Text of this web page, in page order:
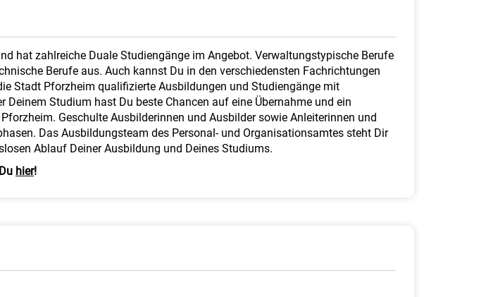
hat zahlreiche Duale Studiengänge im Angebot. Verwaltungstypische Berufe
Berufe aus. Auch kannst Du in den verschiedensten Fachrichtungen
Stadt Pforzheim qualifizierte Ausbildungen und Studiengänge mit
Studium hast Du beste Chancen auf eine Übernahme und ein
Geschulte Ausbilderinnen und Ausbilder sowie Anleiterinnen und
Das Ausbildungsteam des Personal- und Organisationsamtes steht Dir
Ablauf Deiner Ausbildung und Deines Studiums.
hier!